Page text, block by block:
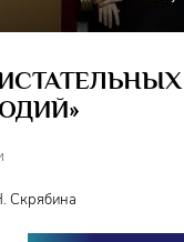
Скрябина